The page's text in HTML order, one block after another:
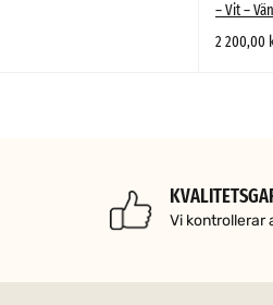
– Vit –
2 200,00
Vi kontrollerar